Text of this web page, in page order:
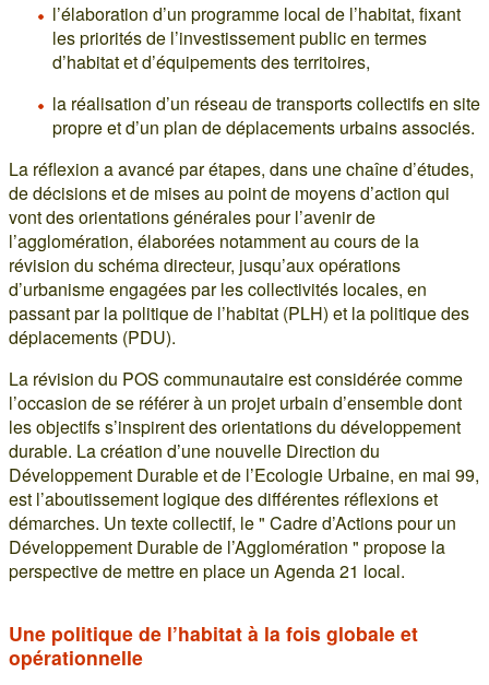
l’élaboration d’un programme local de l’habitat, fixant
les priorités de l’investissement public en termes
d’habitat et d’équipements des territoires,
la réalisation d’un réseau de transports collectifs en site
propre et d’un plan de déplacements urbains associés.
La réflexion a avancé par étapes, dans une chaîne d’études,
de décisions et de mises au point de moyens d’action qui
vont des orientations générales pour l’avenir de
l’agglomération, élaborées notamment au cours de la
révision du schéma directeur, jusqu’aux opérations
d’urbanisme engagées par les collectivités locales, en
passant par la politique de l’habitat (PLH) et la politique des
déplacements (PDU).
La révision du POS communautaire est considérée comme
l’occasion de se référer à un projet urbain d’ensemble dont
les objectifs s’inspirent des orientations du développement
durable. La création d’une nouvelle Direction du
Développement Durable et de l’Ecologie Urbaine, en mai 99,
est l’aboutissement logique des différentes réflexions et
démarches. Un texte collectif, le " Cadre d’Actions pour un
Développement Durable de l’Agglomération " propose la
perspective de mettre en place un Agenda 21 local.
Une politique de l’habitat à la fois globale et
opérationnelle